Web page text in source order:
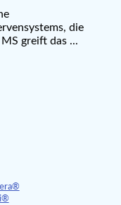
die
greift das ...